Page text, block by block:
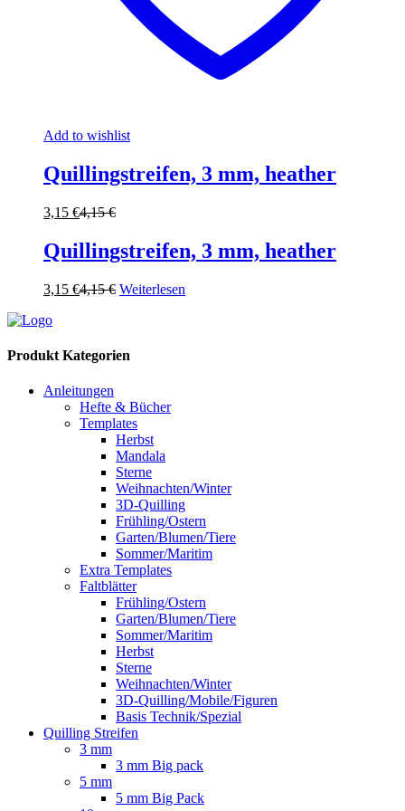
Add to wishlist
Quillingstreifen, 3 mm, heather
3,15 €4,15€
Quillingstreifen, 3 mm, heather
3,15 €4,15€ Weiterlesen
Produkt Kategorien
Anleitungen
Hefte & Bücher
Templates
Herbst
Mandala
Sterne
Weihnachten/Winter
3D-Quilling
Frühling/Ostern
Garten/Blumen/Tiere
Sommer/Maritim
Extra Templates
Faltblätter
Frühling/Ostern
Garten/Blumen/Tiere
Sommer/Maritim
Herbst
Sterne
Weihnachten/Winter
3D-Quilling/Mobile/Figuren
Basis Technik/Spezial
Quilling Streifen
3 mm
3 mm Big pack
5 mm
5 mm Big Pack